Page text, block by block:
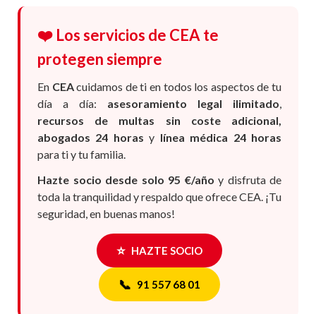
❤️ Los servicios de CEA te
protegen siempre
En CEAcuidamos de ti en todos los aspectos de tu
día a día: asesoramiento legal ilimitado,
recursos de multas sin coste adicional,
abogados 24 horas y línea médica 24 horas
para ti y tu familia.
Hazte socio desde solo 95 €/año y disfruta de
toda la tranquilidad y respaldo que ofrece CEA. ¡Tu
seguridad, en buenas manos!
⭐ HAZTE SOCIO
📞 91 557 68 01